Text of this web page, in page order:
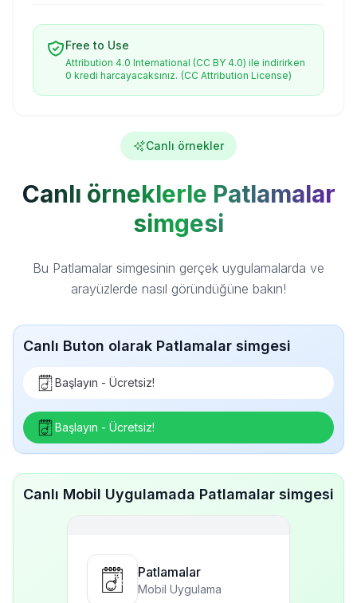
Free to Use
Attribution 4.0 International (CC BY 4.0) ile indirirken
0 kredi harcayacaksınız. (CC Attribution License)
Canlı örnekler
Canlı örneklerle Patlamalar
simgesi
Bu Patlamalar simgesinin gerçek uygulamalarda ve
arayüzlerde nasıl göründüğüne bakın!
Canlı Buton olarak Patlamalar simgesi
Başlayın - Ücretsiz!
Başlayın - Ücretsiz!
Canlı Mobil Uygulamada Patlamalar simgesi
Patlamalar
Mobil Uygulama